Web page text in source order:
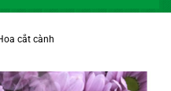
cắt cành